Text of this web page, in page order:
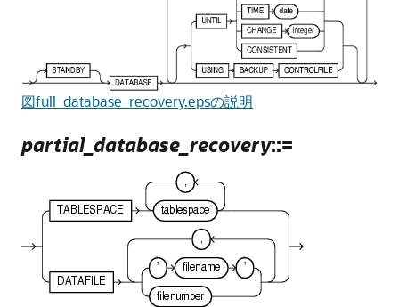
図full_database_recovery.epsの説明
partial_database_recovery::=